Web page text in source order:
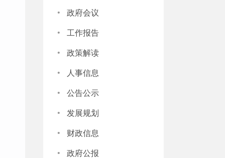
· 政府会议
· 工作报告
· 政策解读
· 人事信息
· 公告公示
· 发展规划
· 财政信息
· 政府公报